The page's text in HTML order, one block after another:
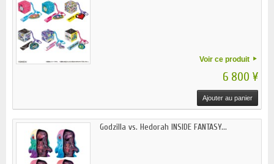
Voir ce produit
6 800 ¥
Ajouter au panier
Godzilla vs. Hedorah INSIDE FANTASY...